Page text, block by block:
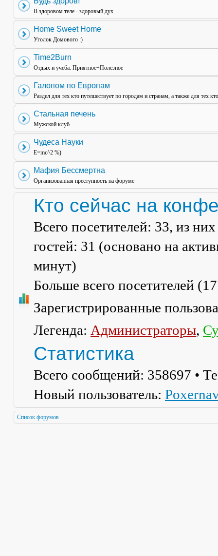
В здоровом теле - здоровый дух
Home Sweet Home
Уголок Домового :)
Time2Burn
Отдых и учеба. Приятное+Полезное
Галопом по Европам
Раздел для тех кто путешествует по городам и странам, а также для тех
Стальная печень
Мужской клуб
Чудеса Науки
E=mc^2 %)
Мафия Бессмертна
Организованная преступность на форуме
Кто сейчас на
Всего посетителей: 33, из
гостей: 31 (основано на
минут)
Больше всего посетителей (
Зарегистрированные
Легенда: Администраторы,
Статистика
Всего сообщений: 358697 •
Новый пользователь:
Список форумов